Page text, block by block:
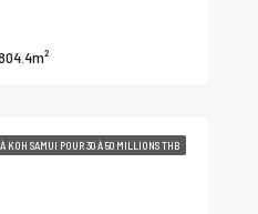
m²
KOH SAMUI POUR 30 À 50 MILLIONS THB